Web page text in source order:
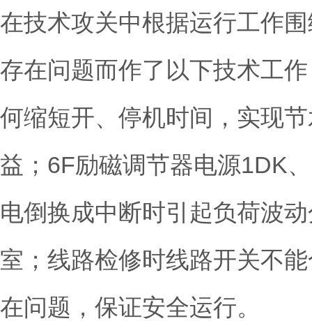
在技术攻关中根据运行工作
存在问题而作了以下技术工
何缩短开、停机时间，实现
益；6F励磁调节器电源1DK
电倒换成中断时引起负荷波
室；线路检修时线路开关不
在问题，保证安全运行。